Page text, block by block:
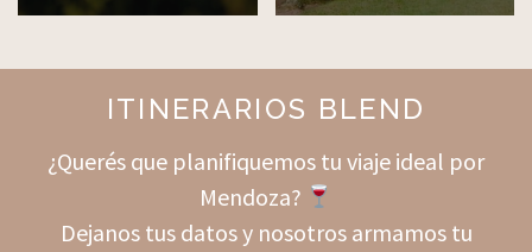
ITINERARIOS BLEND
¿Querés que planifiquemos tu viaje ideal por
Mendoza?
Dejanos tus datos y nosotros armamos tu